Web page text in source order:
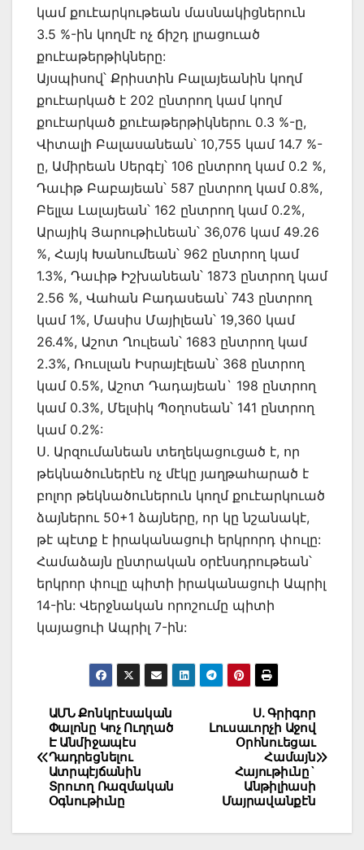
կամ քուէարկութեան մասնակիցներուն
3.5 %-ին կողմէ ոչ ճիշդ լրացուած
քուէաթերթիկները:
Այսպիսով՝ Քրիստին Բալայեանին կողմ
քուէարկած է 202 ընտրող կամ կողմ
քուէարկած քուէաթերթիկներու 0.3 %-ը,
Վիտալի Բալասանեան՝ 10,755 կամ 14.7 %-
ը, Ամիրեան Սերգէյ՝ 106 ընտրող կամ 0.2 %,
Դաւիթ Բաբայեան՝ 587 ընտրող կամ 0.8%,
Բելլա Լալայեան՝ 162 ընտրող կամ 0.2%,
Արայիկ Յարութիւնեան՝ 36,076 կամ 49.26
%, Հայկ Խանումեան՝ 962 ընտրող կամ
1.3%, Դաւիթ Իշխանեան՝ 1873 ընտրող կամ
2.56 %, Վահան Բադասեան՝ 743 ընտրող
կամ 1%, Մասիս Մայիլեան՝ 19,360 կամ
26.4%, Աշոտ Ղուլեան՝ 1683 ընտրող կամ
2.3%, Ռուսլան Իսրայէլեան՝ 368 ընտրող
կամ 0.5%, Աշոտ Դադայեան` 198 ընտրող
կամ 0.3%, Մելսիկ Պօղոսեան՝ 141 ընտրող
կամ 0.2%:
Ս. Արզումանեան տեղեկացուցած է, որ
թեկնածուներէն ոչ մէկը յաղթահարած է
բոլոր թեկնածուներուն կողմ քուէարկուած
ձայներու 50+1 ձայները, որ կը նշանակէ,
թէ պէտք է իրականացուի երկրորդ փուլը:
Համաձայն ընտրական օրէնսդրութեան՝
երկրոր փուլը պիտի իրականացուի Ապրիլ
14-ին: Վերջնական որոշումը պիտի
կայացուի Ապրիլ 7-ին:
Post
navigation
Ս. Գրիգոր
Լուսաւորչի Աջով
Օրհնուեցաւ
Համայն
Հայութիւնը`
Անթիլիասի
Մայրավանքէն
ԱՄՆ Քոնկրէսական
Փալոնը Կոչ Ուղղած
Է Անմիջապէս
Դադրեցնելու
Ատրպէյճանին
Տրուող Ռազմական
Օգնութիւնը